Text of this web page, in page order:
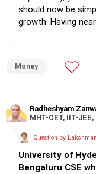
should now be
growth. Having
» First Priority
– Reduce the MF
– Avoid keeping
recently.
– Keep a smaller
– Keep sufficient
needs.
Money
Radheshyam
MHT-CET, IIT-
Question by Lakshman
University of
Bengaluru CSE